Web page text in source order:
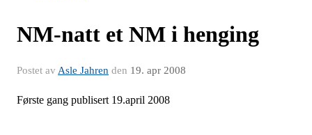
NM-natt et NM i henging
Postet av Asle Jahren den 19. apr 2008
Første gang publisert 19.april 2008